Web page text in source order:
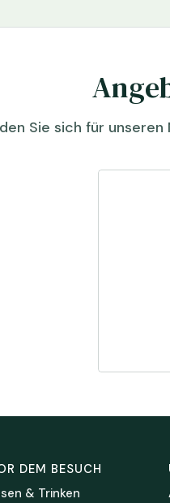
Sie sich für
DEM BESUCH
& Trinken